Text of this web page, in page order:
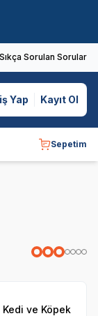
Sıkça Sorulan Sorular
Yap Kayıt Ol
Sepetim
ve Köpek